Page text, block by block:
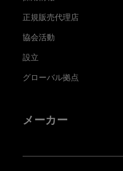
正規販売代理店
協会活動
設立
グローバル拠点
メーカー